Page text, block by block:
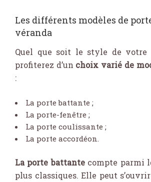
Les différents modèles de
véranda
Quel que soit le style de votre
profiterez d’un choix varié de
:
La porte battante ;
La porte-fenêtre ;
La porte coulissante ;
La porte accordéon.
La porte battantecompte parmi
plus classiques. Elle peut